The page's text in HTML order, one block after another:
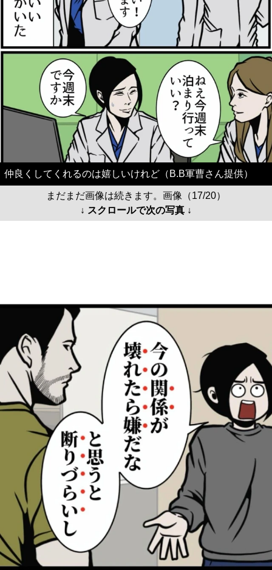
仲良くしてくれるのは嬉しいけれど（B.B軍曹さん提供）
まだまだ画像は続きます。画像（17/20）
↓ スクロールで次の写真 ↓